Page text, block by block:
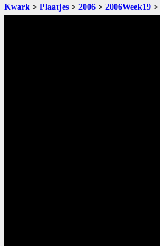
Kwark > Plaatjes > 2006 > 2006Week19 >